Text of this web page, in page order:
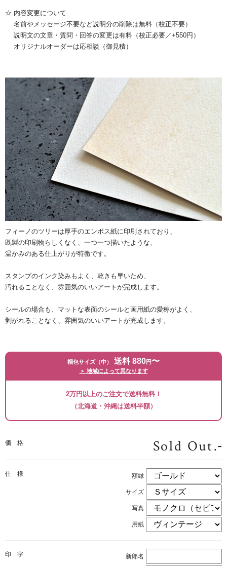
☆ 内容変更について
名前やメッセージ不要など説明分の削除は無料（校正不要）
説明文の文章・質問・回答の変更は有料（校正必要／+550円）
オリジナルオーダーは応相談（御見積）
フィーノのツリーは厚手のエンボス紙に印刷されており、
既製の印刷物らしくなく、一つ一つ描いたような、
温かみのある仕上がりが特徴です。
スタンプのインク染みもよく、乾きも早いため、
汚れることなく、雰囲気のいいアートが完成します。
シールの場合も、マットな表面のシールと画用紙の愛称がよく、
剥がれることなく、雰囲気のいいアートが完成します。
梱包サイズ（中） 送料 880円 〜
＞ 地域によって異なります
2万円以上のご注文で送料無料！
（北海道・沖縄は送料半額）
価 格 Sold Out.-
仕 様 額縁
サイズ
写真
用紙
印 字 新郎名